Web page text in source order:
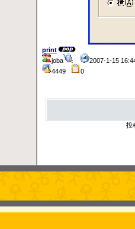
print
joba
2007-1-15
4449
0
投